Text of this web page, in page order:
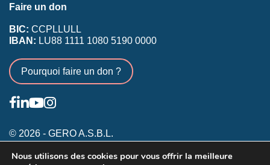
Faire un don
BIC: CCPLLULL
IBAN: LU88 1111 1080 5190 0000
Pourquoi faire un don ?
© 2026 - GERO A.S.B.L.
Conditions générales
Nous utilisons des cookies pour vous offrir la meilleure